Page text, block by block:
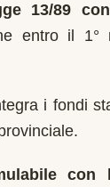
13/89
entro il 1°
i fondi
con